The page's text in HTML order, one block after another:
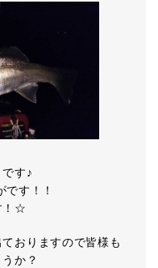
す♪
です！！
！☆
おりますので皆様も
か？